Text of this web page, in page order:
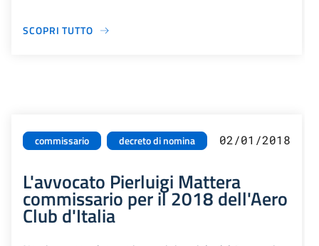
SCOPRI TUTTO
commissario decreto di nomina 02/01/2018
L'avvocato Pierluigi Mattera
commissario per il 2018 dell'Aero
Club d'Italia